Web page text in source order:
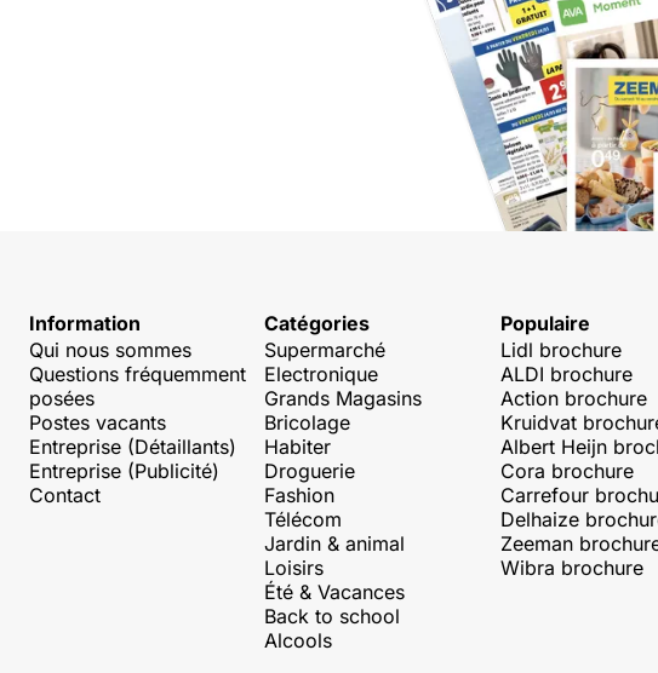
Information
Qui nous sommes
Questions fréquemment
posées
Postes vacants
Entreprise (Détaillants)
Entreprise (Publicité)
Contact
Catégories
Supermarché
Electronique
Grands Magasins
Bricolage
Habiter
Droguerie
Fashion
Télécom
Jardin & animal
Loisirs
Été & Vacances
Back to school
Alcools
Populaire
Lidl brochure
ALDI brochure
Action brochure
Kruidvat
Albert Heijn
Cora brochure
Carrefour
Delhaize
Zeeman
Wibra brochure